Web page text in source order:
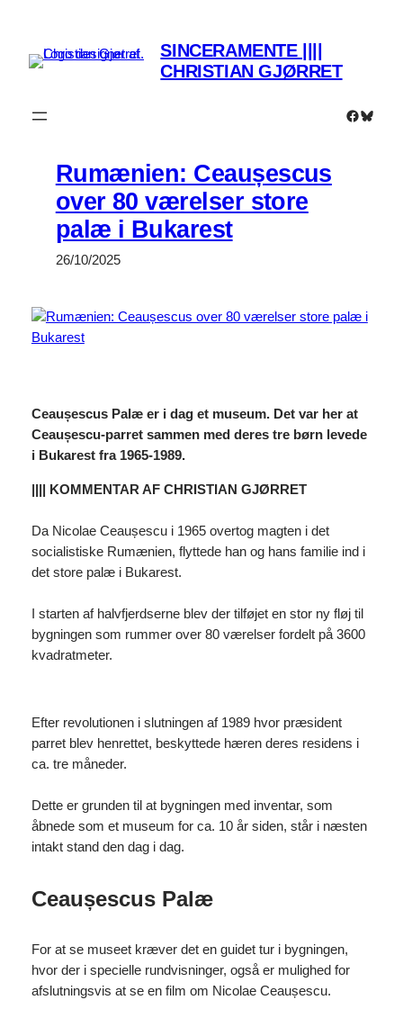
indhold
SINCERAMENTE ||||
CHRISTIAN GJØRRET
Rumænien: Ceaușescus
over 80 værelser store
palæ i Bukarest
26/10/2025
Ceaușescus Palæ er i dag et museum. Det var her at
Ceaușescu-parret sammen med deres tre børn levede
i Bukarest fra 1965-1989.
|||| KOMMENTAR AF CHRISTIAN GJØRRET
Da Nicolae Ceaușescu i 1965 overtog magten i det
socialistiske Rumænien, flyttede han og hans familie ind i
det store palæ i Bukarest.
I starten af halvfjerdserne blev der tilføjet en stor ny fløj til
bygningen som rummer over 80 værelser fordelt på 3600
kvadratmeter.
Efter revolutionen i slutningen af 1989 hvor præsident
parret blev henrettet, beskyttede hæren deres residens i
ca. tre måneder.
Dette er grunden til at bygningen med inventar, som
åbnede som et museum for ca. 10 år siden, står i næsten
intakt stand den dag i dag.
Ceaușescus Palæ
For at se museet kræver det en guidet tur i bygningen,
hvor der i specielle rundvisninger, også er mulighed for
afslutningsvis at se en film om Nicolae Ceaușescu.